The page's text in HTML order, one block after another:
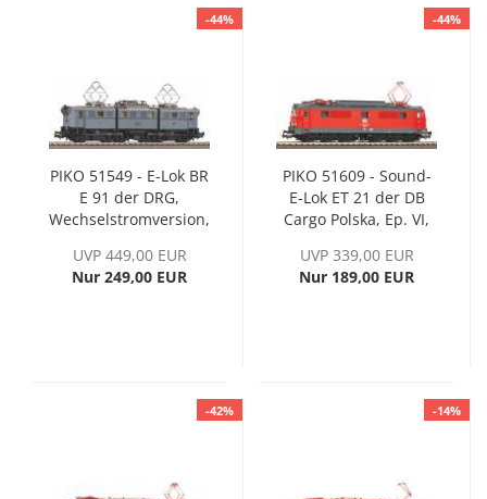
-44%
PIKO 51549 - E-Lok BR
E 91 der DRG,
Wechselstromversion,
Sound-Decoder
UVP 449,00 EUR
Nur 249,00 EUR
-44%
PIKO 51609 - Sound-
E-Lok ET 21 der DB
Cargo Polska, Ep. VI,
Decoder
UVP 339,00 EUR
Nur 189,00 EUR
-42% -14%